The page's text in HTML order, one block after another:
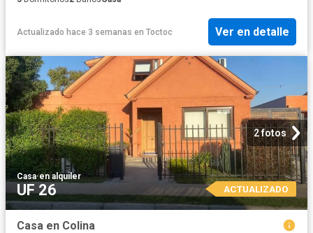
Actualizado hace 3 semanas en Toctoc Ver en detalle
2 fotos
Casa·en alquiler
UF 26 ACTUALIZADO
Casa en Colina